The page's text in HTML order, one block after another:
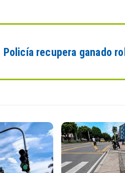
Policía recupera ganado